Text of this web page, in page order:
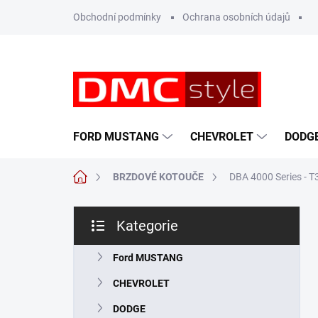
Obchodní podmínky Ochrana osobních údajů
FORD MUSTANG CHEVROLET
Domů BRZDOVÉ KOTOUČE DBA 4000 Series -
s
kategorie
Kategorie
Ford MUSTANG
CHEVROLET
DODGE